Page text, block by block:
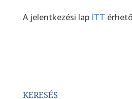
A jelentkezési lap ITT
KERESÉS